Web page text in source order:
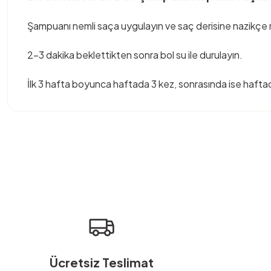
Şampuanı nemli saça uygulayın ve saç derisine
2-3 dakika beklettikten sonra bol su ile durulayın.
İlk 3 hafta boyunca haftada 3 kez, sonrasında ise
Bu ürüne benzer farklı alternatifler olmalı.
Ücretsiz Teslimat